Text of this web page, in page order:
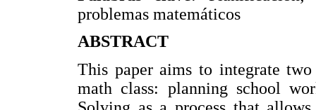
problemas matemáticos
ABSTRACT
This paper aims to integrate
math class: planning school